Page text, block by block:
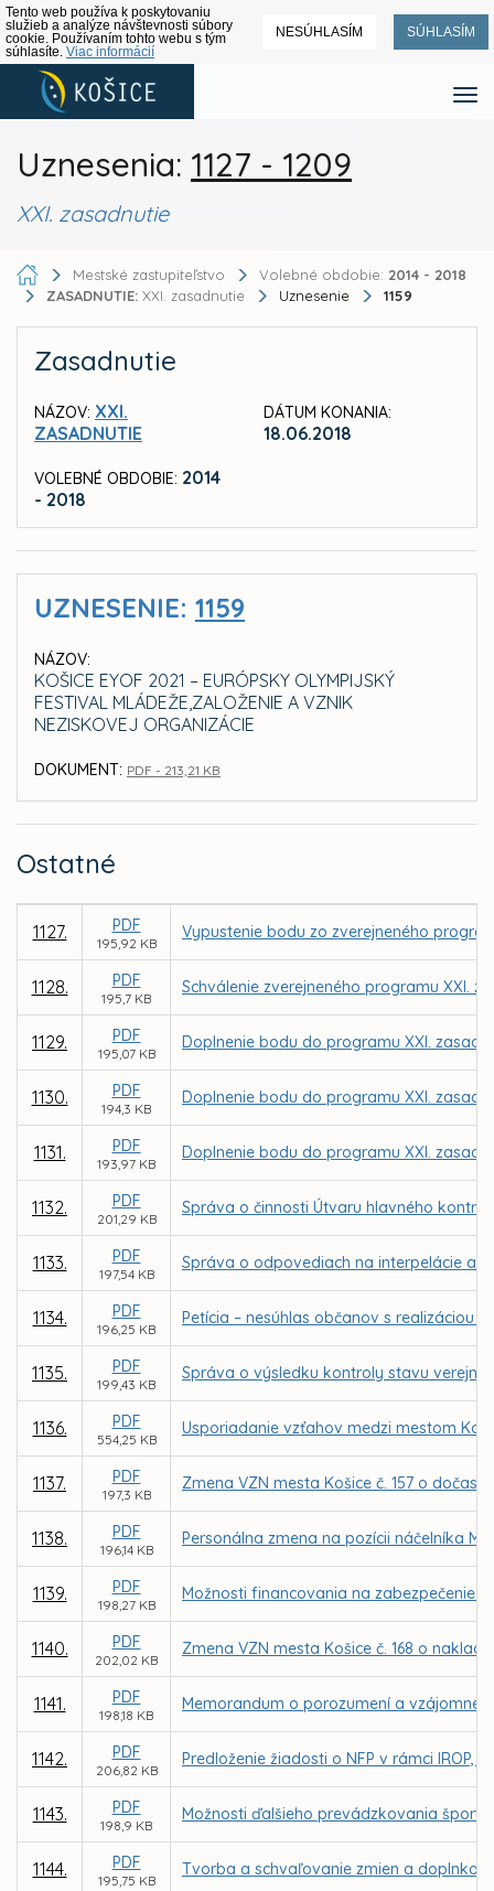
Tento web používa k poskytovaniu
služieb a analýze návštevnosti súbory
cookie. Používaním tohto webu s tým
súhlasíte. Viac informácií
NESÚHLASÍM SÚHLASÍM
Uznesenia: 1127 - 1209
XXI. zasadnutie
Mestské zastupiteľstvo Volebné obdobie: 2014 - 2018
ZASADNUTIE: XXI. zasadnutie Uznesenie 1159
Zasadnutie
NÁZOV: XXI.
ZASADNUTIE
VOLEBNÉ OBDOBIE: 2014
- 2018
DÁTUM KONANIA:
18.06.2018
UZNESENIE: 1159
NÁZOV:
KOŠICE EYOF 2021 – EURÓPSKY OLYMPIJSKÝ
FESTIVAL MLÁDEŽE,ZALOŽENIE A VZNIK
NEZISKOVEJ ORGANIZÁCIE
DOKUMENT: PDF - 213,21 KB
Ostatné
1127. PDF
195,92 KB
Vypustenie bodu zo zverejneného
1128. PDF
195,7 KB
Schválenie zverejneného programu XXI.
1129. PDF
195,07 KB
Doplnenie bodu do programu XXI.
1130. PDF
194,3 KB
Doplnenie bodu do programu XXI.
1131. PDF
193,97 KB
Doplnenie bodu do programu XXI.
1132. PDF
201,29 KB
Správa o činnosti Útvaru hlavného
1133. PDF
197,54 KB
Správa o odpovediach na interpelácie a
1134. PDF
196,25 KB
Petícia – nesúhlas občanov s realizáciou
1135. PDF
199,43 KB
Správa o výsledku kontroly stavu
1136. PDF
554,25 KB
Usporiadanie vzťahov medzi mestom
1137. PDF
197,3 KB
Zmena VZN mesta Košice č. 157 o
1138. PDF
196,14 KB
Personálna zmena na pozícii náčelníka
1139. PDF
198,27 KB
Možnosti financovania na zabezpečenie
1140. PDF
202,02 KB
Zmena VZN mesta Košice č. 168 o
1141. PDF
198,18 KB
Memorandum o porozumení a vzájomnej
1142. PDF
206,82 KB
Predloženie žiadosti o NFP v rámci
1143. PDF
198,9 KB
Možnosti ďalšieho prevádzkovania
1144. PDF
195,75 KB
Tvorba a schvaľovanie zmien a doplnkov